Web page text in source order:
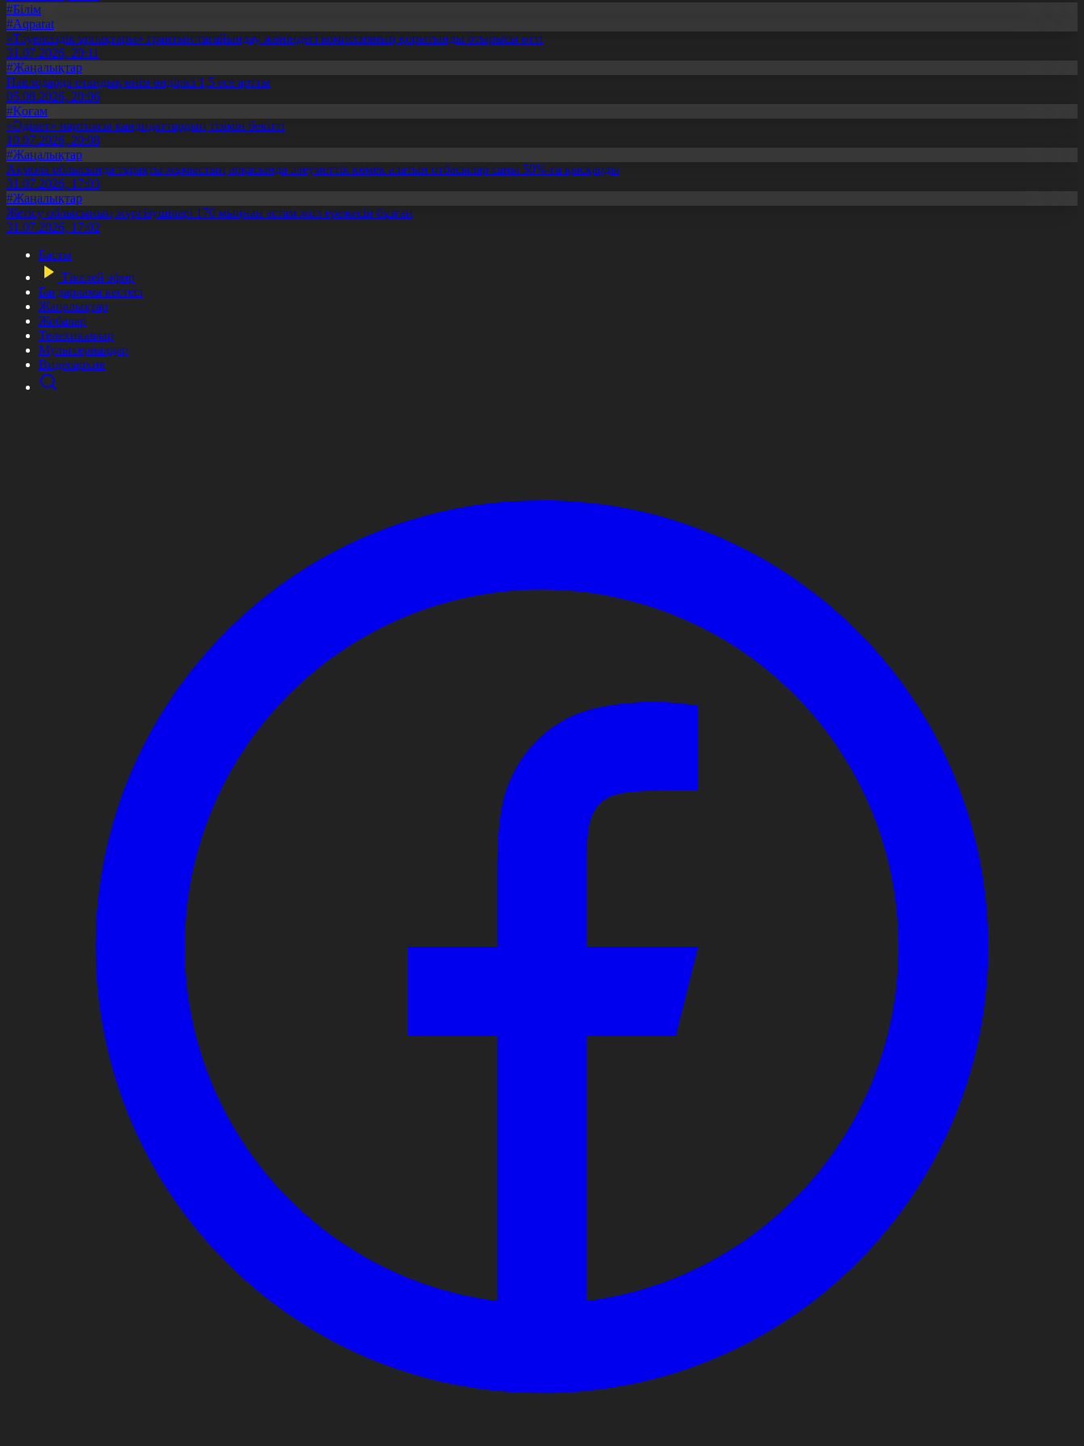
#Білім
#Aqparat
«Тәуелсіздік ұрпақтары» грантын тағайындау жөніндегі комиссияның қорытынды отырысы өтті
31.07.2026, 20:11
#Жаңалықтар
Павлодарда отандық өнім өндірісі 1,5 есе артты
05.08.2026, 20:06
#Қоғам
«Әділет» партиясы кандидаттардың тізімін бекітті
10.07.2026, 20:08
#Жаңалықтар
Ақмола облысында тұрақты жұмыстың арқасында әлеуметтік көмек алатын отбасылар саны 50%-ға қысқарды
31.07.2026, 17:03
#Жаңалықтар
Жетісу облысының жүргізушілері 170 мыңнан астам жол ережесін бұзған
31.07.2026, 17:02
Басты
Тікелей эфир
Бағдарлама кестесі
Жаңалықтар
Жобалар
Телехикаялар
Мультсериалдар
Видеоархив